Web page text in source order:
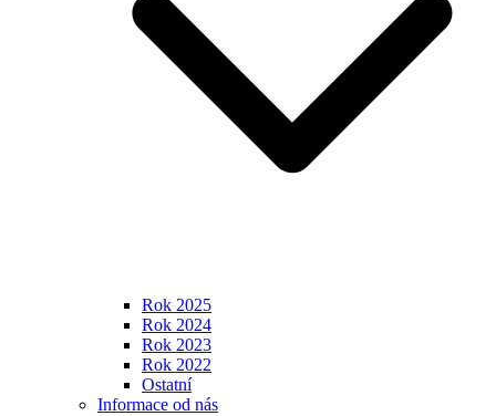
Rok 2025
Rok 2024
Rok 2023
Rok 2022
Ostatní
Informace od nás